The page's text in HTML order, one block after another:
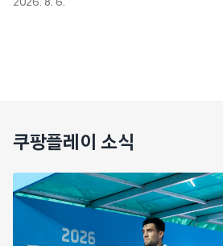
2026. 8. 6.
쿠팡플레이 소식